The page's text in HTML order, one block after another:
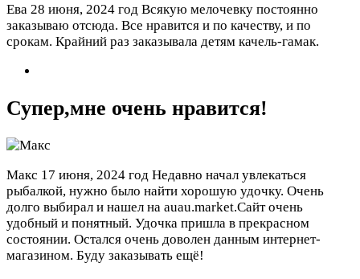
Ева 28 июня, 2024 год Всякую мелочевку постоянно
заказываю отсюда. Все нравится и по качеству, и по
срокам. Крайний раз заказывала детям качель-гамак.
Супер,мне очень нравится!
Макс 17 июня, 2024 год Недавно начал увлекаться
рыбалкой, нужно было найти хорошую удочку. Очень
долго выбирал и нашел на auau.market.Сайт очень
удобный и понятный. Удочка пришла в прекрасном
состоянии. Остался очень доволен данным интернет-
магазином. Буду заказывать ещё!